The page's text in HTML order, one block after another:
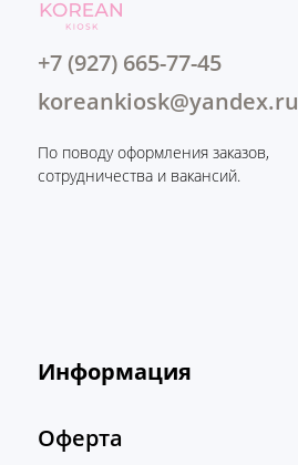
+7 (927) 665-77-45
koreankiosk@yandex.ru
По поводу оформления заказов,
сотрудничества и вакансий.
Информация
Оферта